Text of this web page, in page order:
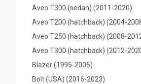
Aveo T300 (sedan) (2011-2020)
Aveo T200 (hatchback) (2004-
Aveo T250 (hatchback) (2008-
Aveo T300 (hatchback) (2012-
Blazer (1995-2005)
Bolt (USA) (2016-2023)